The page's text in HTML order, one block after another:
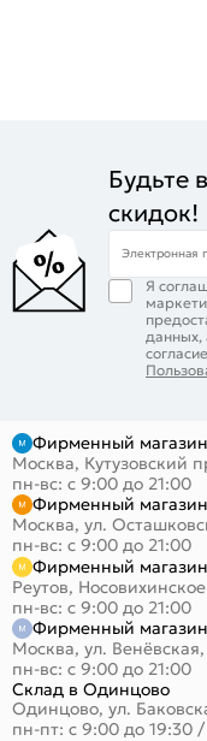
Будьте
скидок!
Электронная
Я
данных,
Фирменный
Москва, Кутузовский
пн-вс: с 9:00 до 21:00
Фирменный
Москва, ул.
пн-вс: с 9:00 до 21:00
Фирменный
Реутов,
пн-вс: с 9:00 до 21:00
Фирменный
Москва, ул.
пн-вс: с 9:00 до 21:00
Склад в Одинцово
Одинцово, ул.
пн-пт: с 9:00 до 19:30 /